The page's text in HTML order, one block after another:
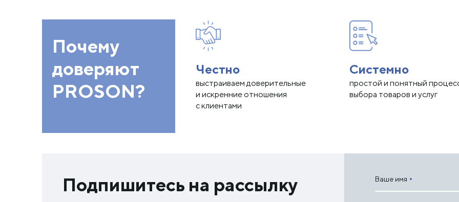
Почему
доверяют
PROSON?
Честно
выстраиваем доверительные
и искренние отношения
с клиентами
Системно
простой и понятный
выбора товаров и услуг
Подпишитесь на рассылку Ваше имя